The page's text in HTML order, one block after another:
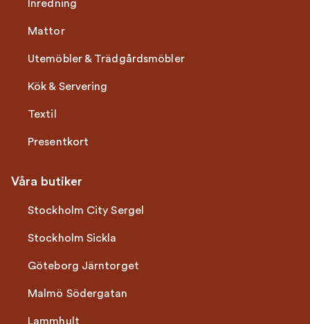
Inredning
Mattor
Utemöbler & Trädgårdsmöbler
Kök & Servering
Textil
Presentkort
Våra butiker
Stockholm City Sergel
Stockholm Sickla
Göteborg Järntorget
Malmö Södergatan
Lammhult